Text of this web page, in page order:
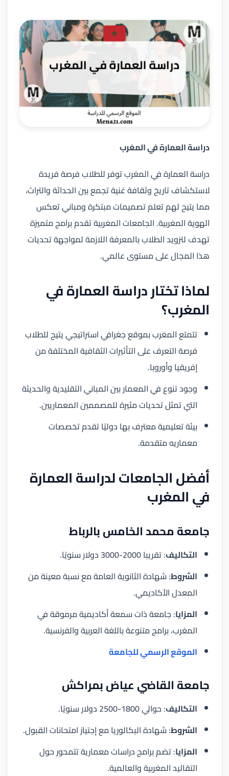
دراسة العمارة في المغرب
دراسة العمارة في المغرب توفر للطلاب فرصة فريدة
لاستكشاف تاريخ وثقافة غنية تجمع بين الحداثة والتراث،
مما يتيح لهم تعلم تصميمات مبتكرة ومباني تعكس
الهوية المغربية. الجامعات المغربية تقدم برامج متميزة
تهدف لتزويد الطلاب بالمعرفة اللازمة لمواجهة تحديات
هذا المجال على مستوى عالمي.
لماذا تختار دراسة العمارة في
المغرب؟
تتمتع المغرب بموقع جغرافي استراتيجي يتيح للطلاب
فرصة التعرف على التأثيرات الثقافية المختلفة من
إفريقيا وأوروبا.
وجود تنوع في المعمار بين المباني التقليدية والحديثة
التي تمثل تحديات مثيرة للمصممين المعماريين.
بيئة تعليمية معترف بها دوليًا تقدم تخصصات
معماريه متقدمة.
أفضل الجامعات لدراسة العمارة
في المغرب
جامعة محمد الخامس بالرباط
التكاليف: تقريبا 2000-3000 دولار سنويًا.
الشروط: شهادة الثانوية العامة مع نسبة معينة من
المعدل الأكاديمي.
المزايا: جامعة ذات سمعة أكاديمية مرموقة في
المغرب، برامج متنوعة باللغة العربية والفرنسية.
الموقع الرسمي للجامعة
جامعة القاضي عياض بمراكش
التكاليف: حوالي 1800-2500 دولار سنويًا.
الشروط: شهادة البكالوريا مع إجتياز امتحانات القبول.
المزايا: تضم برامج دراسات معمارية تتمحور حول
التقاليد المغربية والعالمية.